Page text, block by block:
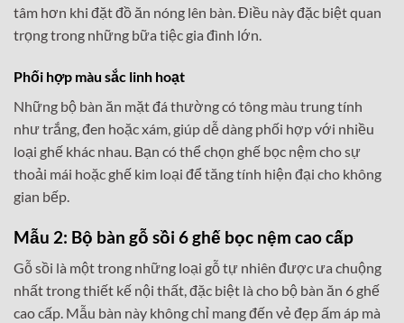
tâm hơn khi đặt đồ ăn nóng lên bàn. Điều này đặc biệt quan
trọng trong những bữa tiệc gia đình lớn.
Phối hợp màu sắc linh hoạt
Những bộ bàn ăn mặt đá thường có tông màu trung tính
như trắng, đen hoặc xám, giúp dễ dàng phối hợp với nhiều
loại ghế khác nhau. Bạn có thể chọn ghế bọc nệm cho sự
thoải mái hoặc ghế kim loại để tăng tính hiện đại cho không
gian bếp.
Mẫu 2: Bộ bàn gỗ sồi 6 ghế bọc nệm cao cấp
Gỗ sồi là một trong những loại gỗ tự nhiên được ưa chuộng
nhất trong thiết kế nội thất, đặc biệt là cho bộ bàn ăn 6 ghế
cao cấp. Mẫu bàn này không chỉ mang đến vẻ đẹp ấm áp mà